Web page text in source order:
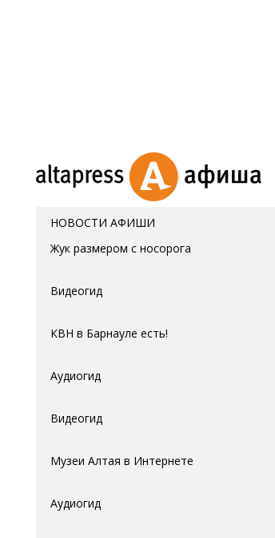
НОВОСТИ АФИШИ
Жук размером с носорога
Видеогид
КВН в Барнауле есть!
Аудиогид
Видеогид
Музеи Алтая в Интернете
Аудиогид